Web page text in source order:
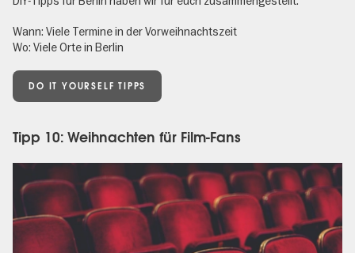
Wann: Viele Termine in der Vorweihnachtszeit
Wo: Viele Orte in Berlin
DO IT YOURSELF TIPPS
Tipp 10: Weihnachten für Film-Fans